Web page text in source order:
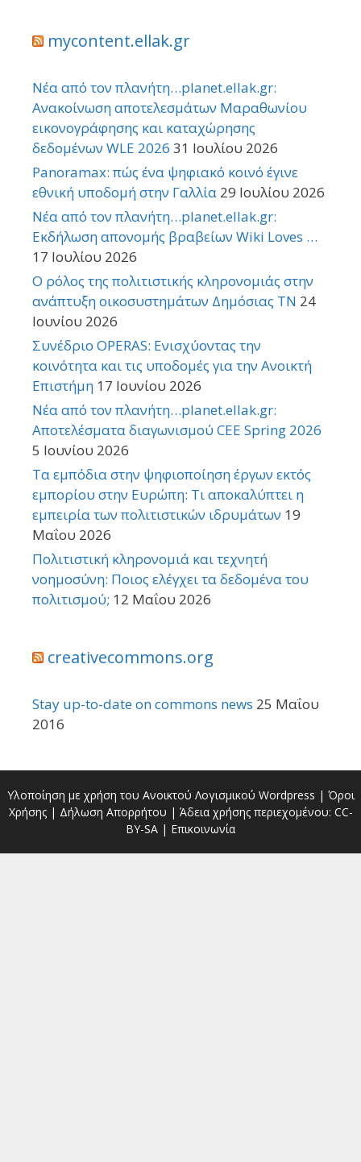
mycontent.ellak.gr
Νέα από τον πλανήτη…planet.ellak.gr:
Ανακοίνωση αποτελεσμάτων Μαραθωνίου
εικονογράφησης και καταχώρησης
δεδομένων WLE 2026 31 Ιουλίου 2026
Panoramax: πώς ένα ψηφιακό κοινό έγινε
εθνική υποδομή στην Γαλλία 29 Ιουλίου 2026
Νέα από τον πλανήτη…planet.ellak.gr:
Εκδήλωση απονομής βραβείων Wiki Loves …
17 Ιουλίου 2026
Ο ρόλος της πολιτιστικής κληρονομιάς στην
ανάπτυξη οικοσυστημάτων Δημόσιας TN 24
Ιουνίου 2026
Συνέδριο OPERAS: Ενισχύοντας την
κοινότητα και τις υποδομές για την Ανοικτή
Επιστήμη 17 Ιουνίου 2026
Νέα από τον πλανήτη…planet.ellak.gr:
Αποτελέσματα διαγωνισμού CEE Spring 2026
5 Ιουνίου 2026
Τα εμπόδια στην ψηφιοποίηση έργων εκτός
εμπορίου στην Ευρώπη: Τι αποκαλύπτει η
εμπειρία των πολιτιστικών ιδρυμάτων 19
Μαΐου 2026
Πολιτιστική κληρονομιά και τεχνητή
νοημοσύνη: Ποιος ελέγχει τα δεδομένα του
πολιτισμού; 12 Μαΐου 2026
creativecommons.org
Stay up-to-date on commons news 25 Μαΐου
2016
Υλοποίηση με χρήση του Ανοικτού Λογισμικού Wordpress | Όροι
Χρήσης| Δήλωση Απορρήτου | Άδεια χρήσης περιεχομένου: CC-
BY-SA | Επικοινωνία